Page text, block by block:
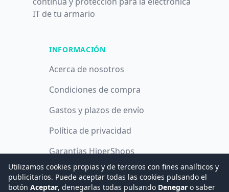
IT de tu armario
INFORMACIÓN
Acerca de nosotros
Condiciones de compra
Gastos y plazos de envío
Política de privacidad
Garantías HiperShops
Política de cookies
Utilizamos cookies propias y de terceros con fines analíticos y
publicitarios. Puede aceptar todas las cookies pulsando el
botón Aceptar, denegarlas todas pulsando Denegar o saber